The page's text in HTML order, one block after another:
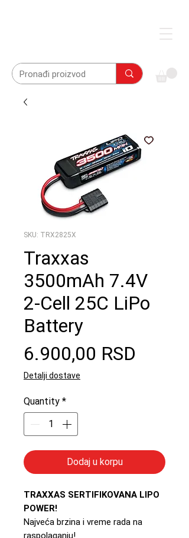
SKU: TRX2825X
Traxxas
3500mAh 7.4V
2-Cell 25C LiPo
Battery
6.900,00 RSD
Detalji dostave
Quantity *
Dodaj u korpu
TRAXXAS SERTIFIKOVANA LIPO
POWER!
Najveća brzina i vreme rada na
raspolaganju!